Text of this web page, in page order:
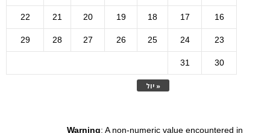
« יול
16
17
18
19
20
21
22
23
24
25
26
27
28
29
30
31
Warning: A non-numeric value encountered in